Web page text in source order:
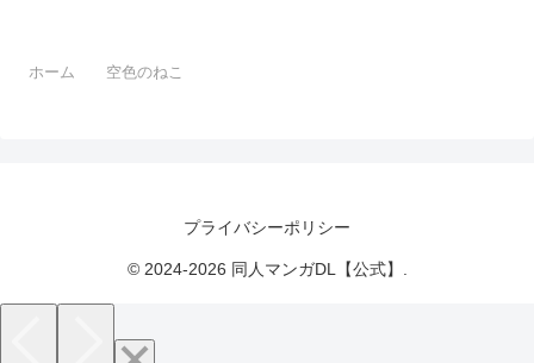
ホーム 空色のねこ
プライバシーポリシー
© 2024-2026 同人マンガDL【公式】.